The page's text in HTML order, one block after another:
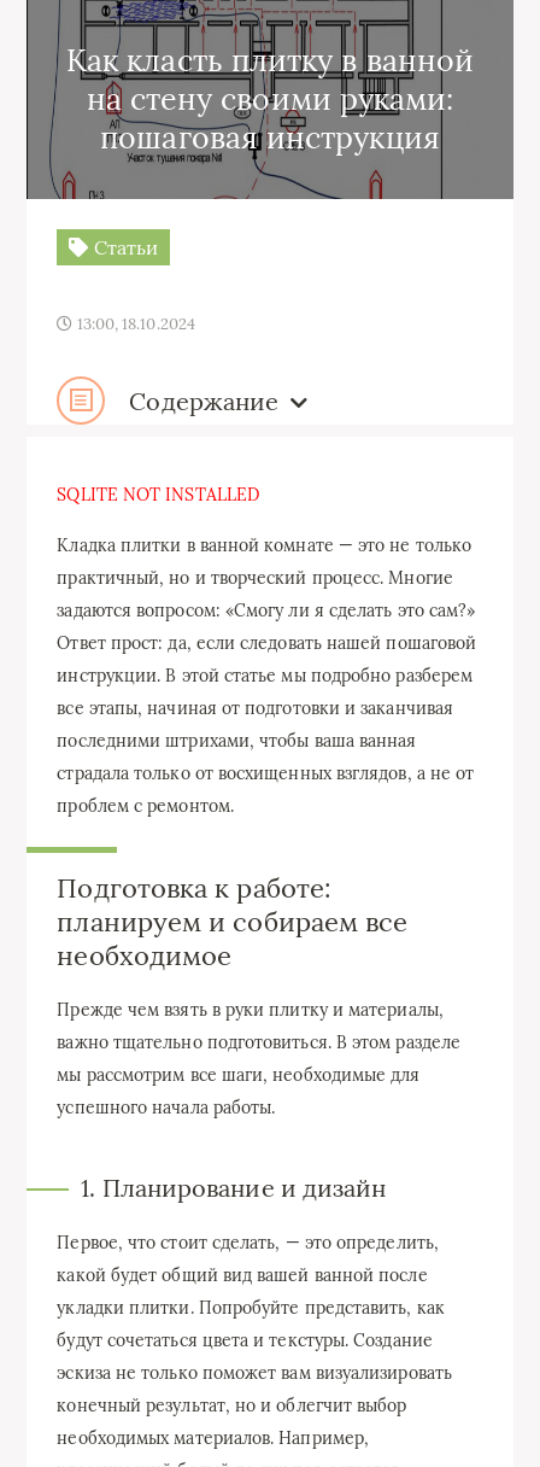
Как класть плитку в ванной
на стену своими руками:
пошаговая инструкция
Статьи
13:00, 18.10.2024
Содержание
SQLITE NOT INSTALLED
Кладка плитки в ванной комнате — это не только
практичный, но и творческий процесс. Многие
задаются вопросом: «Смогу ли я сделать это сам?»
Ответ прост: да, если следовать нашей пошаговой
инструкции. В этой статье мы подробно разберем
все этапы, начиная от подготовки и заканчивая
последними штрихами, чтобы ваша ванная
страдала только от восхищенных взглядов, а не от
проблем с ремонтом.
Подготовка к работе:
планируем и собираем все
необходимое
Прежде чем взять в руки плитку и материалы,
важно тщательно подготовиться. В этом разделе
мы рассмотрим все шаги, необходимые для
успешного начала работы.
1. Планирование и дизайн
Первое, что стоит сделать, — это определить,
какой будет общий вид вашей ванной после
укладки плитки. Попробуйте представить, как
будут сочетаться цвета и текстуры. Создание
эскиза не только поможет вам визуализировать
конечный результат, но и облегчит выбор
необходимых материалов. Например,